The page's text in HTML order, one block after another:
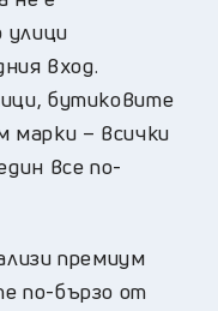
улици
вход.
бутиковите
марки – всички
все по-
премиум
по-бързо от